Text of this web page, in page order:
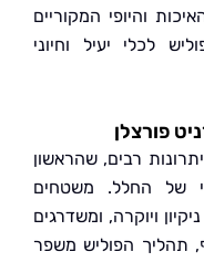
המקוריים
וחיוני
שהראשון
משטחים
ומשדרגים
הפוליש משפר